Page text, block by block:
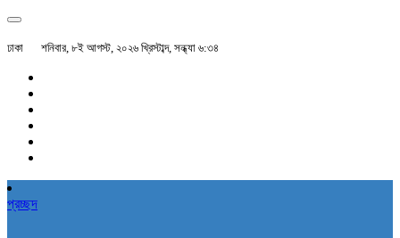
ঢাকা শনিবার, ৮ই আগস্ট, ২০২৬ খ্রিস্টাব্দ, সন্ধ্যা ৬:৩৪
প্রচ্ছদ